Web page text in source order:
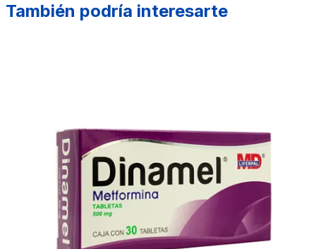
También podría interesarte